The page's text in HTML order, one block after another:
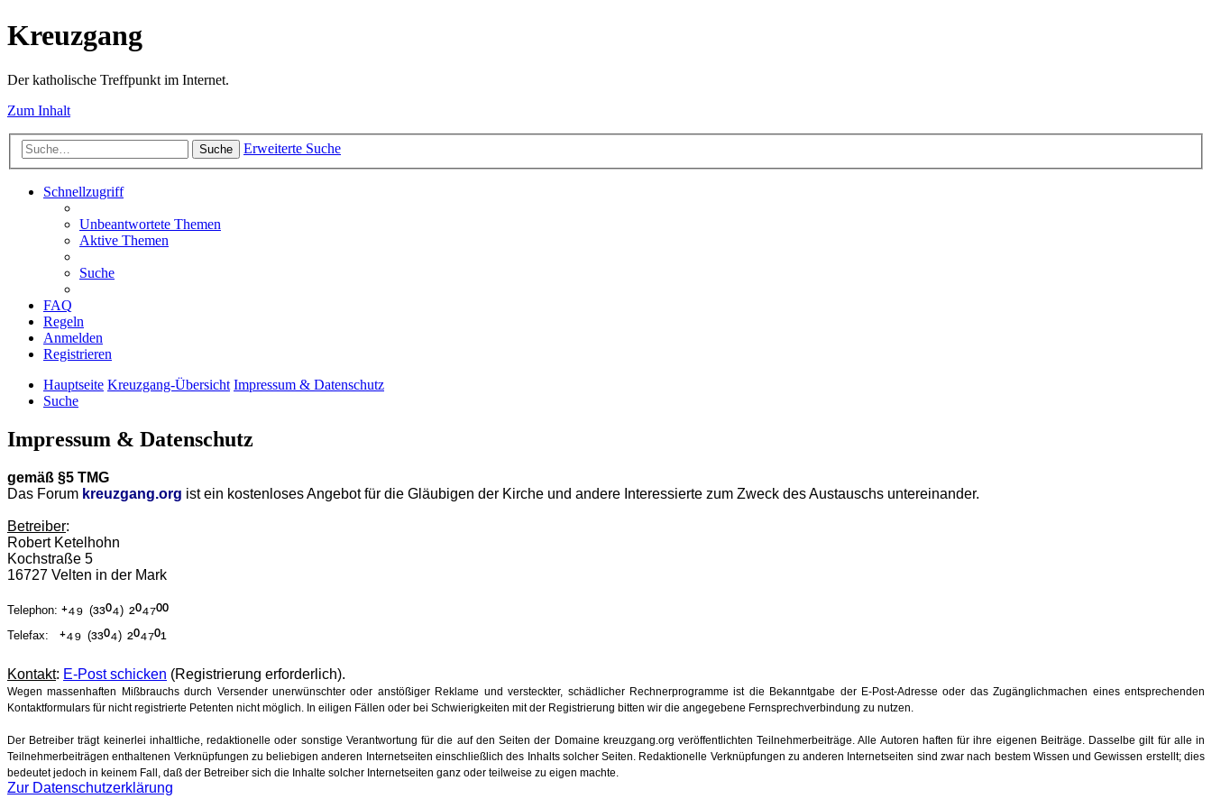
Kreuzgang
Der katholische Treffpunkt im Internet.
Zum Inhalt
Suche Erweiterte Suche
Schnellzugriff
Unbeantwortete Themen
Aktive Themen
Suche
FAQ
Regeln
Anmelden
Registrieren
Hauptseite Kreuzgang-Übersicht Impressum & Datenschutz
Suche
Impressum & Datenschutz
gemäß §5 TMG
Das Forum kreuzgang.org ist ein kostenloses Angebot für die Gläubigen der Kirche und andere Interessierte zum Zweck des Austauschs untereinander.
Betreiber:
Robert Ketelhohn
Kochstraße 5
16727 Velten in der Mark
Telephon: ⁺⁴⁹ (³³⁰⁴) ²⁰⁴⁷⁰⁰
Telefax: ⁺⁴⁹ (³³⁰⁴) ²⁰⁴⁷⁰¹
Kontakt: E-Post schicken (Registrierung erforderlich).
Wegen massenhaften Mißbrauchs durch Versender unerwünschter oder anstößiger Reklame und versteckter, schädlicher Rechnerprogramme ist die Bekanntgabe der E-Post-Adresse oder das Zugänglichmachen eines entsprechenden
Kontaktformulars für nicht registrierte Petenten nicht möglich. In eiligen Fällen oder bei Schwierigkeiten mit der Registrierung bitten wir die angegebene Fernsprechverbindung zu nutzen.
Der Betreiber trägt keinerlei inhaltliche, redaktionelle oder sonstige Verantwortung für die auf den Seiten der Domaine kreuzgang.org veröffentlichten Teilnehmerbeiträge. Alle Autoren haften für ihre eigenen Beiträge. Dasselbe gilt für alle in
Teilnehmerbeiträgen enthaltenen Verknüpfungen zu beliebigen anderen Internetseiten einschließlich des Inhalts solcher Seiten. Redaktionelle Verknüpfungen zu anderen Internetseiten sind zwar nach bestem Wissen und Gewissen erstellt; dies
bedeutet jedoch in keinem Fall, daß der Betreiber sich die Inhalte solcher Internetseiten ganz oder teilweise zu eigen machte.
Zur Datenschutzerklärung